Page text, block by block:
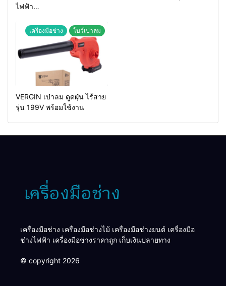
ไฟฟ้า
เครื่องมือช่าง โบว์เป่าลม
VERGIN เป่าลม ดูดฝุ่น ไร้สาย
รุ่น 199V พร้อมใช้งาน
เครื่องมือช่าง เครื่องมือช่างไม้ เครื่องมือช่างยนต์ เครื่องมือ
ช่างไฟฟ้า เครื่องมือช่างราคาถูก เก็บเงินปลายทาง
© copyright 2026